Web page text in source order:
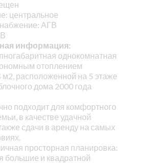
центральное
АГВ
информация:
однокомнатная
отоплением
расположенной на 5 этаже
дома 2000 года
подходит для комфортного
в качестве удачной
сдачи в аренду на самых
просторная планировка:
большие и квадратной